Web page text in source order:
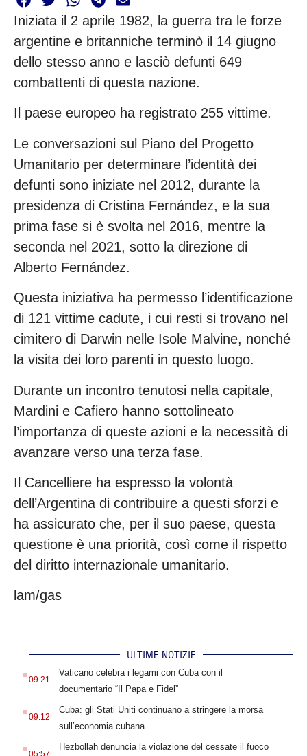
Iniziata il 2 aprile 1982, la guerra tra le forze
argentine e britanniche terminò il 14 giugno
dello stesso anno e lasciò defunti 649
combattenti di questa nazione.
Il paese europeo ha registrato 255 vittime.
Le conversazioni sul Piano del Progetto
Umanitario per determinare l’identità dei
defunti sono iniziate nel 2012, durante la
presidenza di Cristina Fernández, e la sua
prima fase si è svolta nel 2016, mentre la
seconda nel 2021, sotto la direzione di
Alberto Fernández.
Questa iniziativa ha permesso l’identificazione
di 121 vittime cadute, i cui resti si trovano nel
cimitero di Darwin nelle Isole Malvine, nonché
la visita dei loro parenti in questo luogo.
Durante un incontro tenutosi nella capitale,
Mardini e Cafiero hanno sottolineato
l’importanza di queste azioni e la necessità di
avanzare verso una terza fase.
Il Cancelliere ha espresso la volontà
dell’Argentina di contribuire a questi sforzi e
ha assicurato che, per il suo paese, questa
questione è una priorità, così come il rispetto
del diritto internazionale umanitario.
lam/gas
ULTIME NOTIZIE
.09:21
Vaticano celebra i legami con Cuba con il
documentario “Il Papa e Fidel”
.09:12
Cuba: gli Stati Uniti continuano a stringere la morsa
sull’economia cubana
.05:57
Hezbollah denuncia la violazione del cessate il fuoco